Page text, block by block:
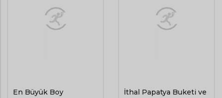
En Büyük Boy
İthal Papatya Buketi ve